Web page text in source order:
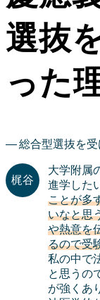
選抜
った
総合型選抜を
大学附属
進学した
ことが多
いなと思
や熱意を
るので受
私の中で
と思うの
が強くあ